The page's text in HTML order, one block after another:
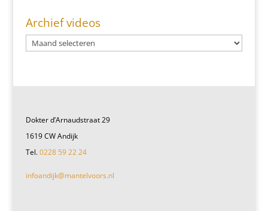
Archief videos
Dokter d’Arnaudstraat 29
1619 CW Andijk
Tel.0228 59 22 24
infoandijk@mantelvoors.nl